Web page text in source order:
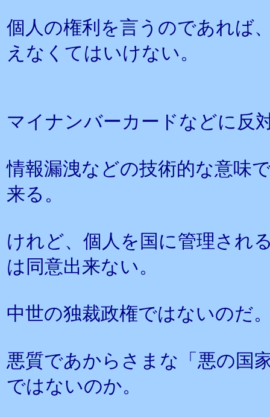
個人の権利を言うのであれば
えなくてはいけない。
マイナンバーカードなどに反
情報漏洩などの技術的な意味
来る。
けれど、個人を国に管理され
は同意出来ない。
中世の独裁政権ではないのだ
悪質であからさまな「悪の国
ではないのか。